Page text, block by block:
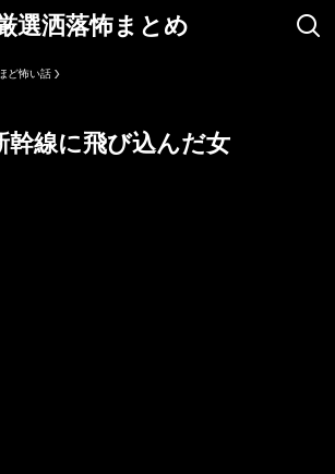
選洒落怖まとめ
ど怖い話
幹線に飛び込んだ女